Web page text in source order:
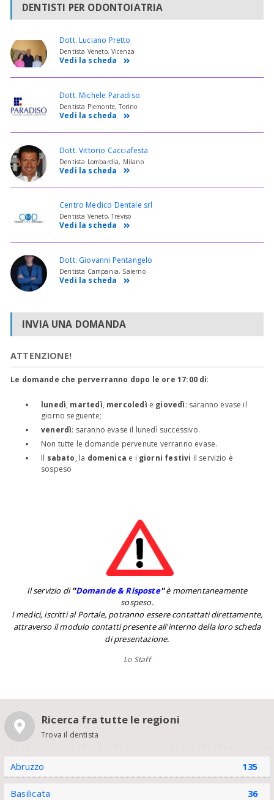
DENTISTI PER ODONTOIATRIA
Dott. Luciano Pretto
Dentista Veneto, Vicenza
Vedi la scheda
Dott. Michele Paradiso
Dentista Piemonte, Torino
Vedi la scheda
Dott. Vittorio Cacciafesta
Dentista Lombardia, Milano
Vedi la scheda
Centro Medico Dentale srl
Dentista Veneto, Treviso
Vedi la scheda
Dott. Giovanni Pentangelo
Dentista Campania, Salerno
Vedi la scheda
INVIA UNA DOMANDA
ATTENZIONE!
Le domande che perverranno dopo le ore 17:00 di:
lunedì, martedì, mercoledì e giovedì: saranno evase il
giorno seguente;
venerdì: saranno evase il lunedì successivo.
Non tutte le domande pervenute verranno evase.
Il sabato, la domenica e i giorni festivi il servizio è
sospeso
Il servizio di''Domande & Risposte''è momentaneamente
sospeso.
I medici, iscritti al Portale, potranno essere contattati direttamente,
attraverso il modulo contatti presente all'interno della loro scheda
di presentazione.
Lo Staff
Ricerca fra tutte le regioni
Trova il dentista
Abruzzo 135
Basilicata 36